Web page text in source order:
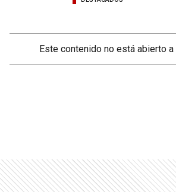
Este contenido no está abierto